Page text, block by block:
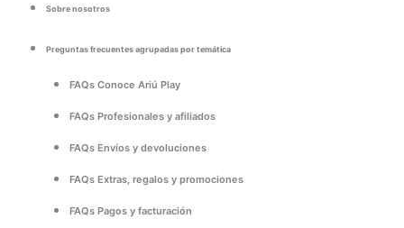
Sobre nosotros
Preguntas frecuentes agrupadas por temática
FAQs Conoce Ariú Play
FAQs Profesionales y afiliados
FAQs Envíos y devoluciones
FAQs Extras, regalos y promociones
FAQs Pagos y facturación